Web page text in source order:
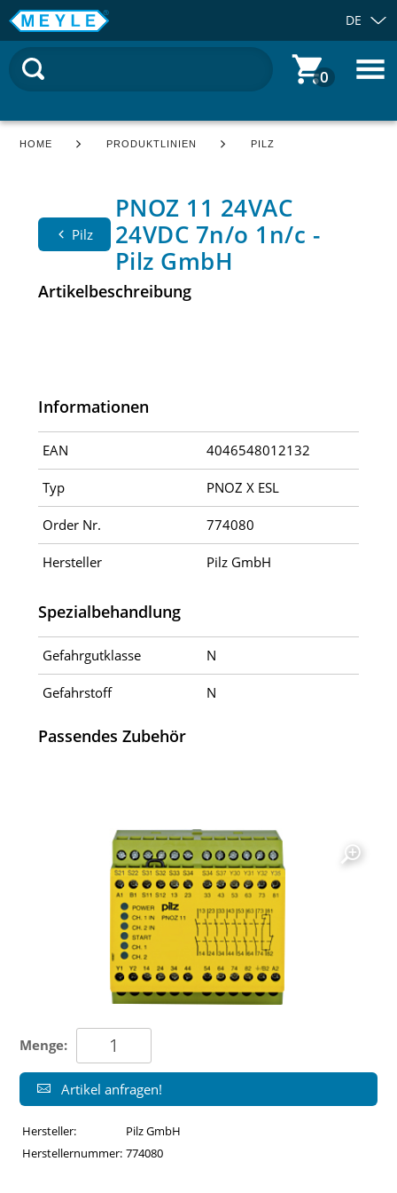
DE
0
HOME PRODUKTLINIEN PILZ
Pilz
PNOZ 11 24VAC
24VDC 7n/o 1n/c -
Pilz GmbH
Artikelbeschreibung
Informationen
EAN 4046548012132
Typ PNOZ X ESL
Order Nr. 774080
Hersteller Pilz GmbH
Spezialbehandlung
Gefahrgutklasse N
Gefahrstoff N
Passendes Zubehör
Menge:
Artikel anfragen!
Hersteller:
Pilz GmbH
Herstellernummer: 774080